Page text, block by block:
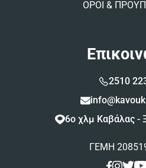
ΟΡΟΙ &
2510
6ο χλμ Καβάλας -
ΓΕΜΗ